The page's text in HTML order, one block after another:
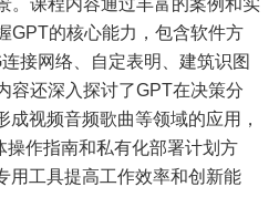
GPT的核心能力，包含软件方
接网络、自定表明、建筑识图
容还深入探讨了GPT在决策分
视频音频歌曲等领域的应用，
操作指南和私有化部署计划方
用工具提高工作效率和创新能